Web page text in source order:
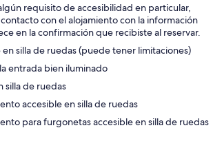
requisito de accesibilidad en particular,
con el alojamiento con la información
en la confirmación que recibiste al reservar.
en silla de ruedas (puede tener limitaciones)
entrada bien iluminado
silla de ruedas
accesible en silla de ruedas
para furgonetas accesible en silla de ruedas